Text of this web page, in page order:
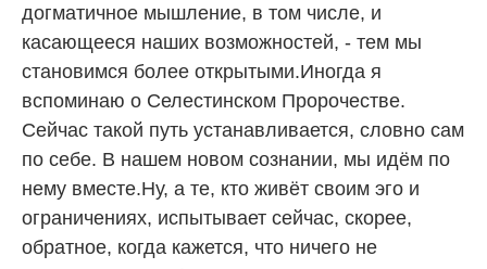
догматичное мышление, в том числе, и
касающееся наших возможностей, - тем мы
становимся более открытыми.Иногда я
вспоминаю о Селестинском Пророчестве.
Сейчас такой путь устанавливается, словно сам
по себе. В нашем новом сознании, мы идём по
нему вместе.Ну, а те, кто живёт своим эго и
ограничениях, испытывает сейчас, скорее,
обратное, когда кажется, что ничего не